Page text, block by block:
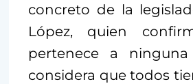
concreto de la
López, quien
pertenece a
considera que todos